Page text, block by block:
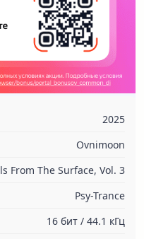
2025
Ovnimoon
From The Surface, Vol. 3
Psy-Trance
16 бит / 44.1 кГц